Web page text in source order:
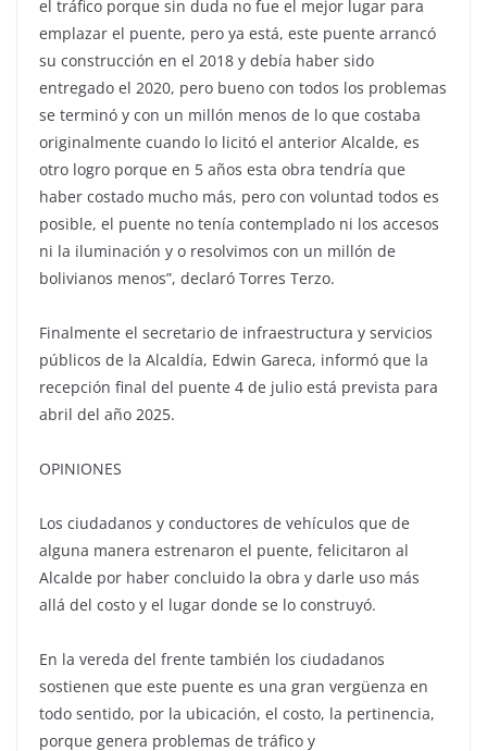
el tráfico porque sin duda no fue el mejor lugar para
emplazar el puente, pero ya está, este puente arrancó
su construcción en el 2018 y debía haber sido
entregado el 2020, pero bueno con todos los problemas
se terminó y con un millón menos de lo que costaba
originalmente cuando lo licitó el anterior Alcalde, es
otro logro porque en 5 años esta obra tendría que
haber costado mucho más, pero con voluntad todos es
posible, el puente no tenía contemplado ni los accesos
ni la iluminación y o resolvimos con un millón de
bolivianos menos”, declaró Torres Terzo.
Finalmente el secretario de infraestructura y servicios
públicos de la Alcaldía, Edwin Gareca, informó que la
recepción final del puente 4 de julio está prevista para
abril del año 2025.
OPINIONES
Los ciudadanos y conductores de vehículos que de
alguna manera estrenaron el puente, felicitaron al
Alcalde por haber concluido la obra y darle uso más
allá del costo y el lugar donde se lo construyó.
En la vereda del frente también los ciudadanos
sostienen que este puente es una gran vergüenza en
todo sentido, por la ubicación, el costo, la pertinencia,
porque genera problemas de tráfico y